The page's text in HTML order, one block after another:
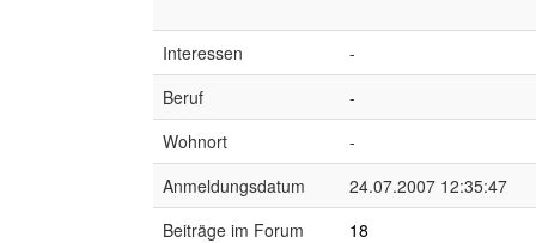
Interessen
-
Beruf
-
Wohnort
-
Anmeldungsdatum
24.07.2007 12:35:47
Beiträge im Forum
18